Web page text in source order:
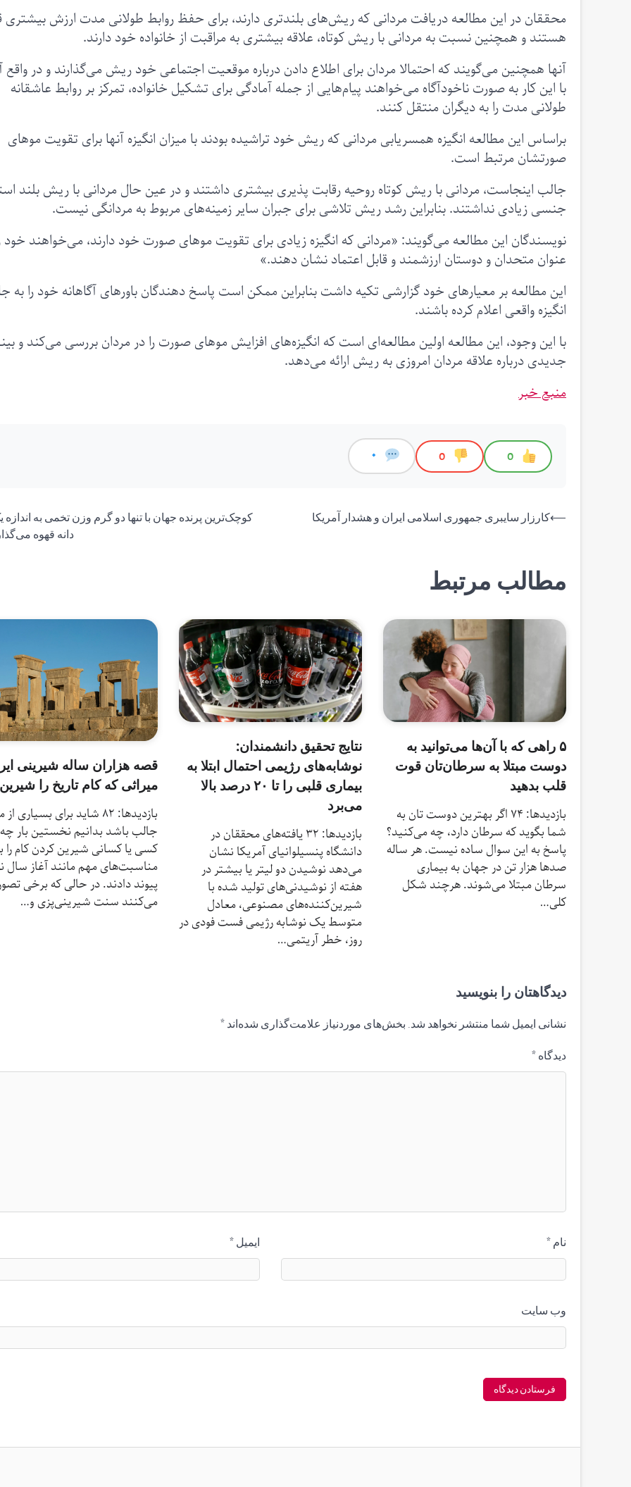
محققان در این مطالعه دریافت مردانی که ریش‌های بلند‌تری دارند، برای حفظ روابط طولانی مدت ارزش بیشتری
هستند و همچنین نسبت به مردانی با ریش کوتاه، علاقه بیشتری به مراقبت از خانواده خود دارند.
آنها همچنین می‌گویند که احتمالا مردان برای اطلاع دادن درباره موقعیت اجتماعی خود ریش می‌گذارند و در واقع
با این کار به صورت ناخودآگاه می‌خواهند پیام‌هایی از جمله آمادگی برای تشکیل خانواده، تمرکز بر روابط عاشقانه
طولانی مدت را به دیگران منتقل کنند.
براساس این مطالعه انگیزه همسریابی مردانی که ریش خود تراشیده بودند با میزان انگیزه آنها برای تقویت موهای
صورتشان مرتبط است.
جالب اینجاست، مردانی با ریش کوتاه روحیه رقابت پذیری بیشتری داشتند و در عین حال مردانی با ریش بلند
جنسی زیادی نداشتند. بنابراین رشد ریش تلاشی برای جبران سایر زمینه‌های مربوط به مردانگی نیست.
نویسندگان این مطالعه می‌گویند: «مردانی که انگیزه زیادی برای تقویت موهای صورت خود دارند، می‌خواهند خود
عنوان متحدان و دوستان ارزشمند و قابل اعتماد نشان دهند.»
این مطالعه بر معیارهای خود گزارشی تکیه داشت بنابراین ممکن است پاسخ دهندگان باورهای آگاهانه خود را به
انگیزه واقعی اعلام کرده باشند.
با این وجود، این مطالعه اولین مطالعه‌ای است که انگیزه‌های افزایش موهای صورت را در مردان بررسی می‌کند و
جدیدی درباره علاقه مردان امروزی به ریش ارائه می‌دهد.
منبع خبر
0
0
0
راهبری
⟵کارزار سایبری جمهوری اسلامی ایران و هشدار آمریکا
کوچک‌‌ترین پرنده جهان با تنها دو گرم وزن تخمی به اندازه
دانه قهوه
مطالب مرتبط
۵ راهی که با آن‌ها می‌توانید به
دوست مبتلا به سرطان‌‌تان قوت
قلب بدهید
بازدیدها: 74 اگر بهترین دوست‌ تان به
شما بگوید که سرطان دارد، چه می‌کنید؟
پاسخ به این سوال ساده نیست. هر ساله
صدها هزار تن در جهان به بیماری
سرطان مبتلا می‌شوند. هرچند شکل
کلی…
نتایج تحقیق دانشمندان:
نوشابه‌های رژیمی احتمال ابتلا به
بیماری قلبی را تا ۲۰ درصد بالا
می‌برد
بازدیدها: 32 یافته‌های محققان در
دانشگاه پنسیلوانیای آمریکا نشان
می‌دهد نوشیدن دو لیتر یا بیشتر در
هفته از نوشیدنی‌های تولید شده با
شیرین‌کننده‌های مصنوعی، معادل
متوسط یک نوشابه رژیمی فست‌ فودی در
روز، خطر آریتمی…
قصه هزاران ساله شیرینی
میراثی که کام تاریخ را
بازدیدها: 82 شاید برای بسیاری از
جالب باشد بدانیم نخستین‌ بار چه
کسی یا کسانی شیرین کردن کام را
مناسبت‌های مهم مانند آغاز سال
پیوند دادند. در حالی‌ که برخی
می‌کنند سنت شیرینی‌پزی و…
دیدگاهتان را بنویسید
نشانی ایمیل شما منتشر نخواهد شد. بخش‌های موردنیاز علامت‌گذاری شده‌اند *
دیدگاه *
نام * ایمیل *
وب‌ سایت